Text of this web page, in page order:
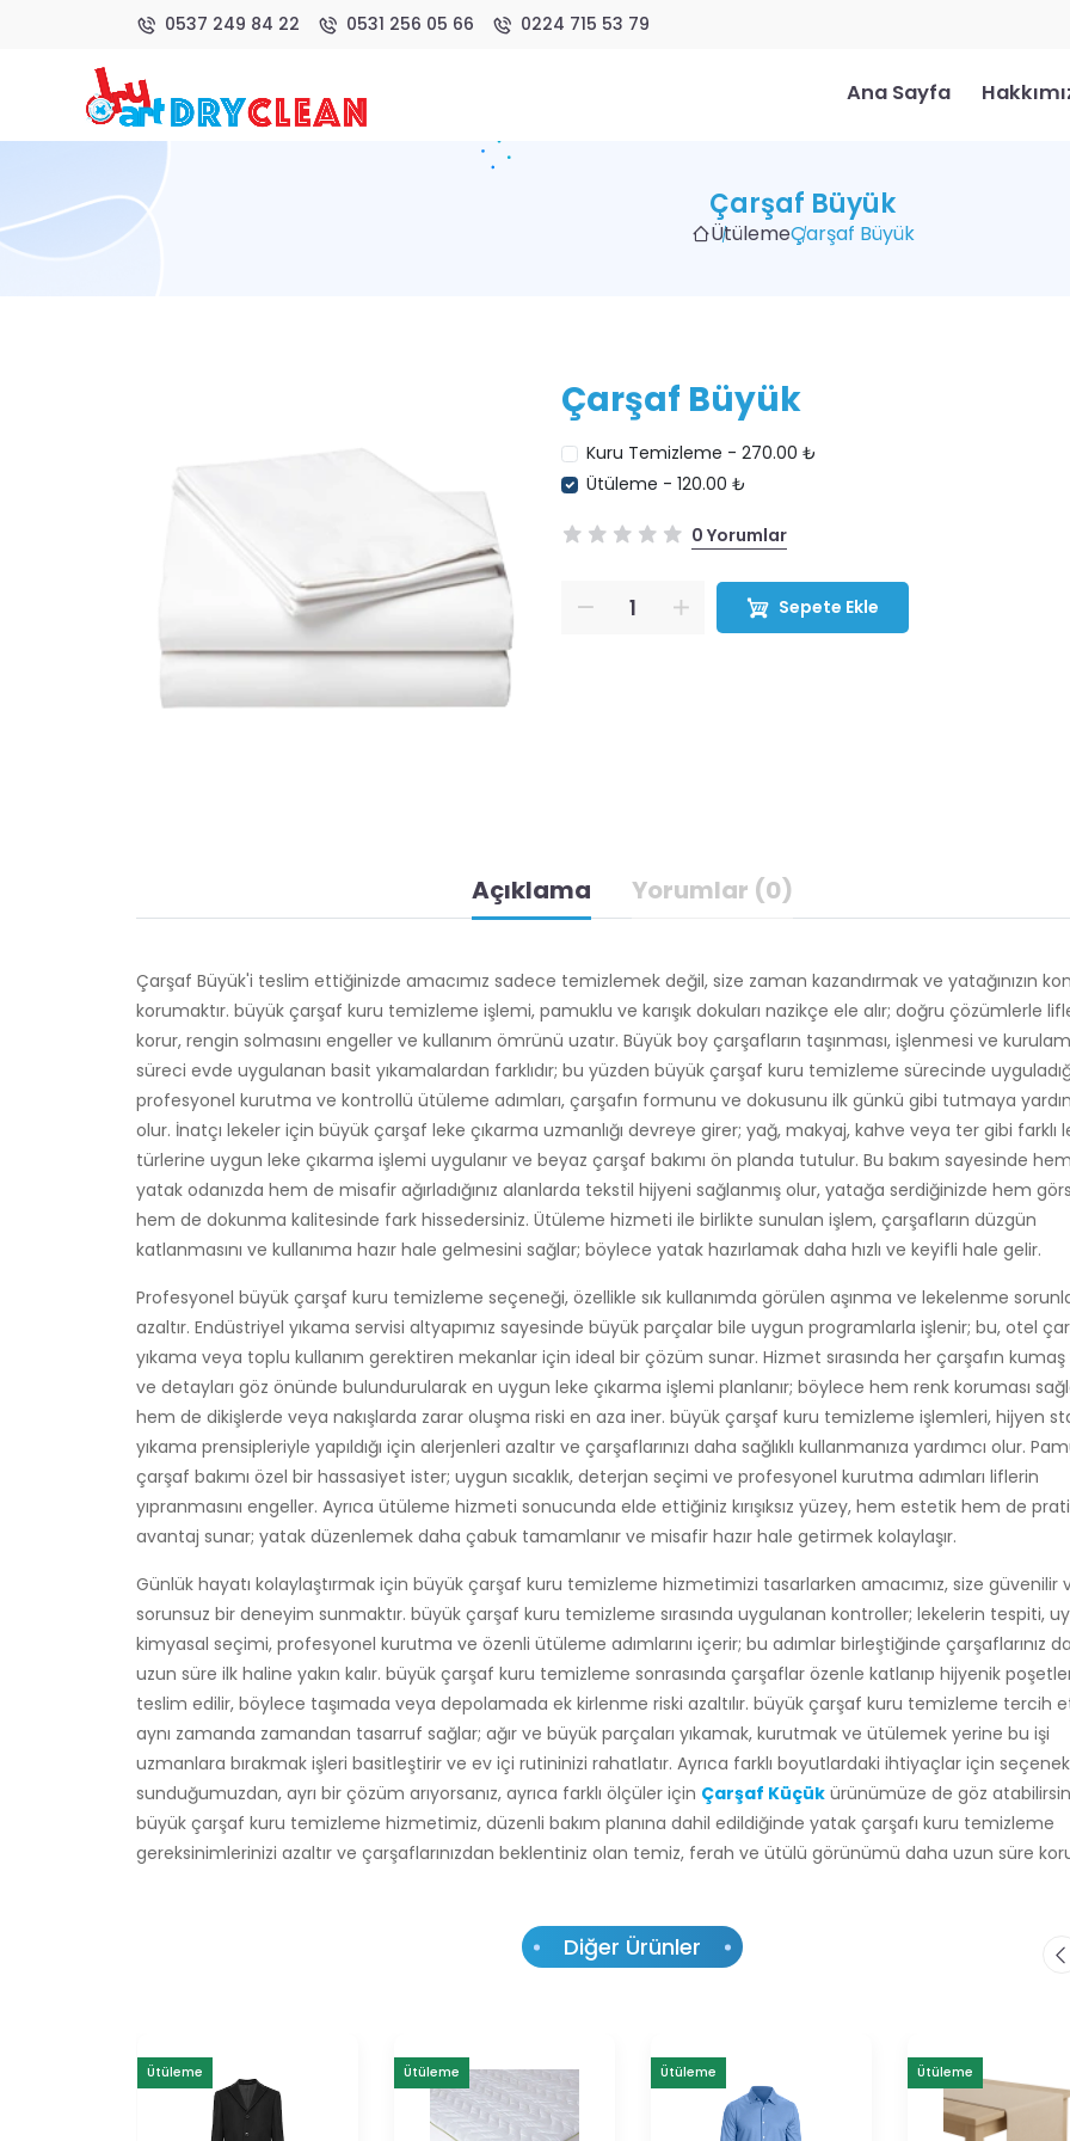
0537 249 84 22 0531 256 05 66 0224 715 53 79
Ana Sayfa
Çarşaf Büyük
ÜtülemeÇarşaf Büyük
Çarşaf Büyük
Kuru Temizleme - 270.00 ₺
Ütüleme - 120.00 ₺
0 Yorumlar
Sepete Ekle
Açıklama Yorumlar (0)
Çarşaf Büyük'i teslim ettiğinizde amacımız sadece temizlemek değil, size zaman kazandırmak ve yatağınızın
korumaktır. büyük çarşaf kuru temizleme işlemi, pamuklu ve karışık dokuları nazikçe ele alır; doğru çözümlerle
korur, rengin solmasını engeller ve kullanım ömrünü uzatır. Büyük boy çarşafların taşınması, işlenmesi ve
süreci evde uygulanan basit yıkamalardan farklıdır; bu yüzden büyük çarşaf kuru temizleme sürecinde
profesyonel kurutma ve kontrollü ütüleme adımları, çarşafın formunu ve dokusunu ilk günkü gibi tutmaya
olur. İnatçı lekeler için büyük çarşaf leke çıkarma uzmanlığı devreye girer; yağ, makyaj, kahve veya ter gibi farklı
türlerine uygun leke çıkarma işlemi uygulanır ve beyaz çarşaf bakımı ön planda tutulur. Bu bakım sayesinde
yatak odanızda hem de misafir ağırladığınız alanlarda tekstil hijyeni sağlanmış olur, yatağa serdiğinizde hem
hem de dokunma kalitesinde fark hissedersiniz. Ütüleme hizmeti ile birlikte sunulan işlem, çarşafların düzgün
katlanmasını ve kullanıma hazır hale gelmesini sağlar; böylece yatak hazırlamak daha hızlı ve keyifli hale gelir.
Profesyonel büyük çarşaf kuru temizleme seçeneği, özellikle sık kullanımda görülen aşınma ve lekelenme
azaltır. Endüstriyel yıkama servisi altyapımız sayesinde büyük parçalar bile uygun programlarla işlenir; bu, otel
yıkama veya toplu kullanım gerektiren mekanlar için ideal bir çözüm sunar. Hizmet sırasında her çarşafın kumaş
ve detayları göz önünde bulundurularak en uygun leke çıkarma işlemi planlanır; böylece hem renk koruması
hem de dikişlerde veya nakışlarda zarar oluşma riski en aza iner. büyük çarşaf kuru temizleme işlemleri, hijyen
yıkama prensipleriyle yapıldığı için alerjenleri azaltır ve çarşaflarınızı daha sağlıklı kullanmanıza yardımcı olur.
çarşaf bakımı özel bir hassasiyet ister; uygun sıcaklık, deterjan seçimi ve profesyonel kurutma adımları liflerin
yıpranmasını engeller. Ayrıca ütüleme hizmeti sonucunda elde ettiğiniz kırışıksız yüzey, hem estetik hem de
avantaj sunar; yatak düzenlemek daha çabuk tamamlanır ve misafir hazır hale getirmek kolaylaşır.
Günlük hayatı kolaylaştırmak için büyük çarşaf kuru temizleme hizmetimizi tasarlarken amacımız, size güvenilir
sorunsuz bir deneyim sunmaktır. büyük çarşaf kuru temizleme sırasında uygulanan kontroller; lekelerin tespiti,
kimyasal seçimi, profesyonel kurutma ve özenli ütüleme adımlarını içerir; bu adımlar birleştiğinde çarşaflarınız
uzun süre ilk haline yakın kalır. büyük çarşaf kuru temizleme sonrasında çarşaflar özenle katlanıp hijyenik
teslim edilir, böylece taşımada veya depolamada ek kirlenme riski azaltılır. büyük çarşaf kuru temizleme tercih
aynı zamanda zamandan tasarruf sağlar; ağır ve büyük parçaları yıkamak, kurutmak ve ütülemek yerine bu işi
uzmanlara bırakmak işleri basitleştirir ve ev içi rutininizi rahatlatır. Ayrıca farklı boyutlardaki ihtiyaçlar için seçenek
sunduğumuzdan, ayrı bir çözüm arıyorsanız, ayrıca farklı ölçüler için Çarşaf Küçük ürünümüze de göz
büyük çarşaf kuru temizleme hizmetimiz, düzenli bakım planına dahil edildiğinde yatak çarşafı kuru temizleme
gereksinimlerinizi azaltır ve çarşaflarınızdan beklentiniz olan temiz, ferah ve ütülü görünümü daha uzun süre
Diğer Ürünler
Ütüleme Ütüleme Ütüleme Ütüleme